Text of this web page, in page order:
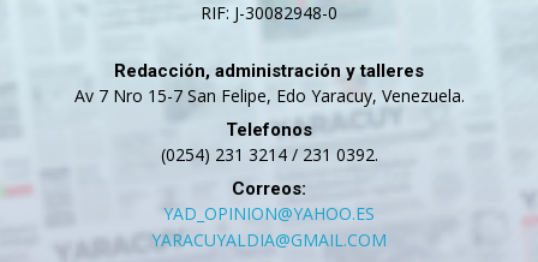
RIF: J-30082948-0
Redacción, administración y talleres
Av 7 Nro 15-7 San Felipe, Edo Yaracuy, Venezuela.
Telefonos
(0254) 231 3214 / 231 0392.
Correos:
YAD_OPINION@YAHOO.ES
YARACUYALDIA@GMAIL.COM